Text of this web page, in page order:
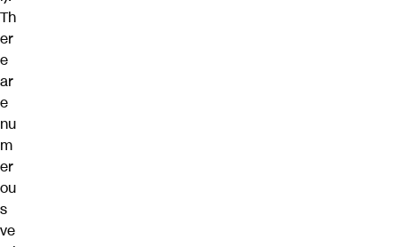
Th
er
e
ar
e
nu
m
er
ou
s
ve